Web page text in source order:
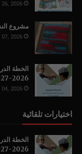
2026
مشروع
2026
الخطة
2026-2027 الصفوف 1–12
2026
اختيارات تلقائية
الخطة
2026-2027 الصفوف 1–12